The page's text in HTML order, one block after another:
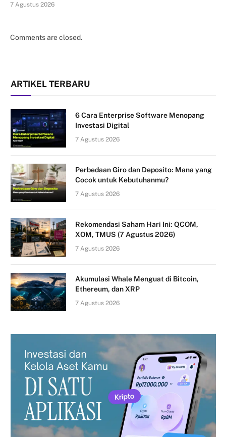
7 Agustus 2026
Comments are closed.
ARTIKEL TERBARU
6 Cara Enterprise Software Menopang
Investasi Digital
7 Agustus 2026
Perbedaan Giro dan Deposito: Mana yang
Cocok untuk Kebutuhanmu?
7 Agustus 2026
Rekomendasi Saham Hari Ini: QCOM,
XOM, TMUS (7 Agustus 2026)
7 Agustus 2026
Akumulasi Whale Menguat di Bitcoin,
Ethereum, dan XRP
7 Agustus 2026